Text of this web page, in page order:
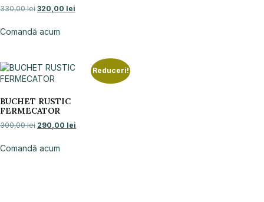
330,00lei 320,00 lei
Comandă acum
Reduceri!
BUCHET RUSTIC
FERMECATOR
300,00lei 290,00 lei
Comandă acum